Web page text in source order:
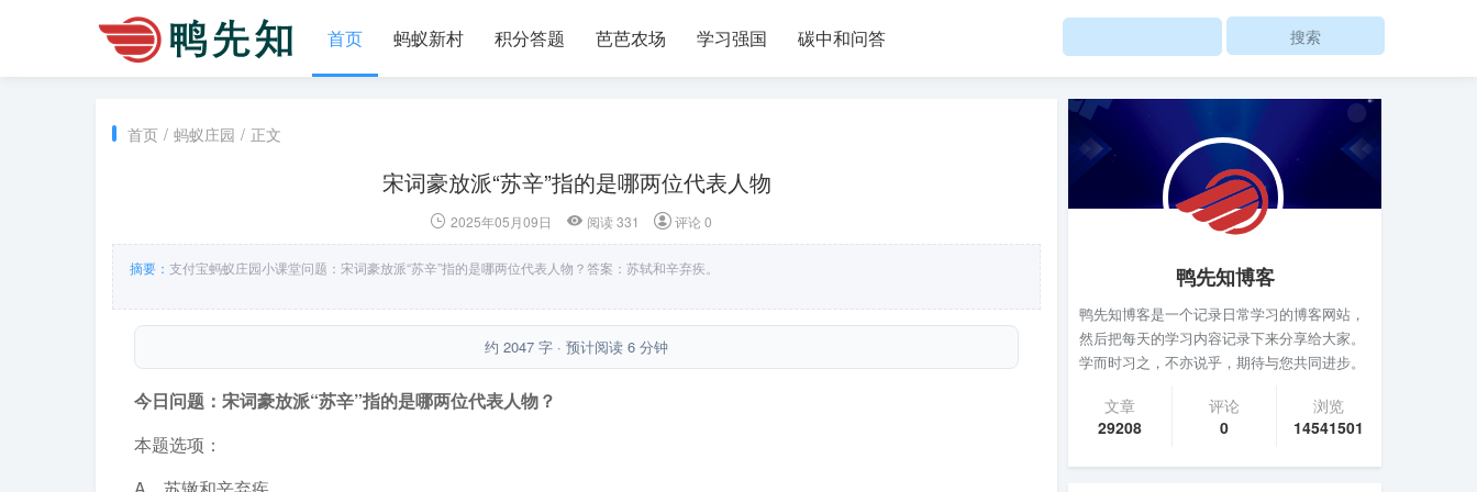
首页 蚂蚁新村 积分答题 芭芭农场 学习强国 碳中和问答 Search
首页 / 蚂蚁庄园 / 正文
宋词豪放派“苏辛”指的是哪两位代表人物
2025年05月09日 阅读 331 评论 0
摘要： 支付宝蚂蚁庄园小课堂问题：宋词豪放派“苏辛”指的是哪两位代表人物？答案：苏轼和辛弃疾。
约 2047 字 · 预计阅读 6 分钟
今日问题：宋词豪放派“苏辛”指的是哪两位代表人物？
本题选项：
鸭先知博客
鸭先知博客是一个记录日常学习的博客网站，
然后把每天的学习内容记录下来分享给大家。
学而时习之，不亦说乎，期待与您共同进步。
文章
29208
评论
0
浏览
14541501